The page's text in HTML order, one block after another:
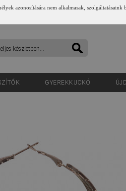
azonosítására nem alkalmasak, szolgáltatásaink
GYEREKKUCKÓ